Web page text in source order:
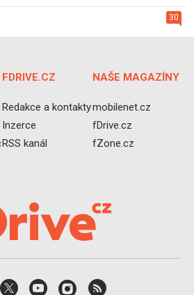
30
FDRIVE.CZ
Redakce a kontakty
Inzerce
RSS kanál
NAŠE MAGAZÍNY
mobilenet.cz
fDrive.cz
fZone.cz